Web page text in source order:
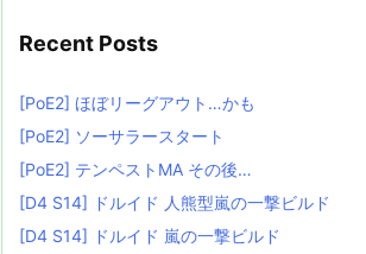
Recent Posts
[PoE2] ほぼリーグアウト…かも
[PoE2] ソーサラースタート
[PoE2] テンペストMA その後…
[D4 S14] ドルイド 人熊型嵐の一撃ビルド
[D4 S14] ドルイド 嵐の一撃ビルド